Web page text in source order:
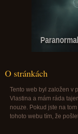
O stránkách
Tento web byl založen v
Vlastina a mám ráda
nouze. Pokud jste na
tohoto webu tím, že